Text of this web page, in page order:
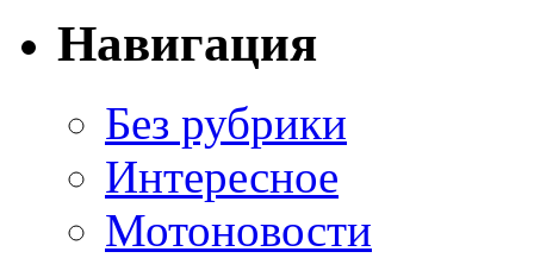
Навигация
Без рубрики
Интересное
Мотоновости